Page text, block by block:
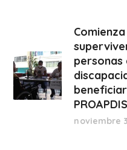
personas
PROAPDIS
noviembre